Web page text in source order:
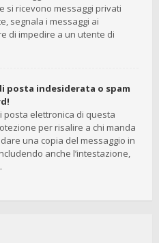
si ricevono messaggi privati
segnala i messaggi ai
di impedire a un utente di
posta indesiderata o spam
posta elettronica di questa
per risalire a chi manda
una copia del messaggio in
anche l’intestazione,